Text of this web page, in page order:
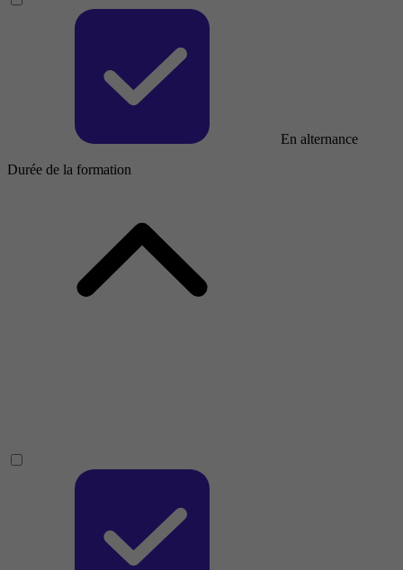
En alternance
Durée de la formation